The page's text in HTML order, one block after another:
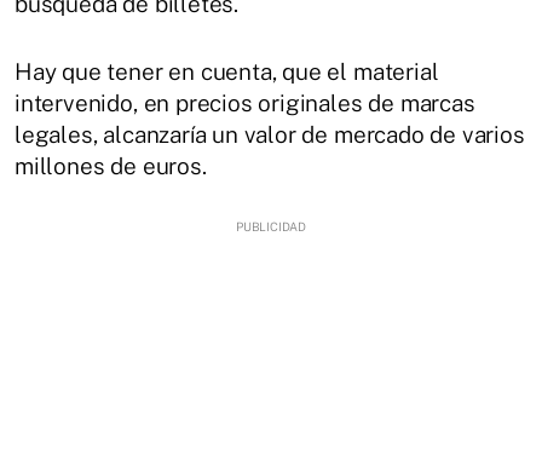
Hay que tener en cuenta, que el material
intervenido, en precios originales de marcas
legales, alcanzaría un valor de mercado de varios
millones de euros.